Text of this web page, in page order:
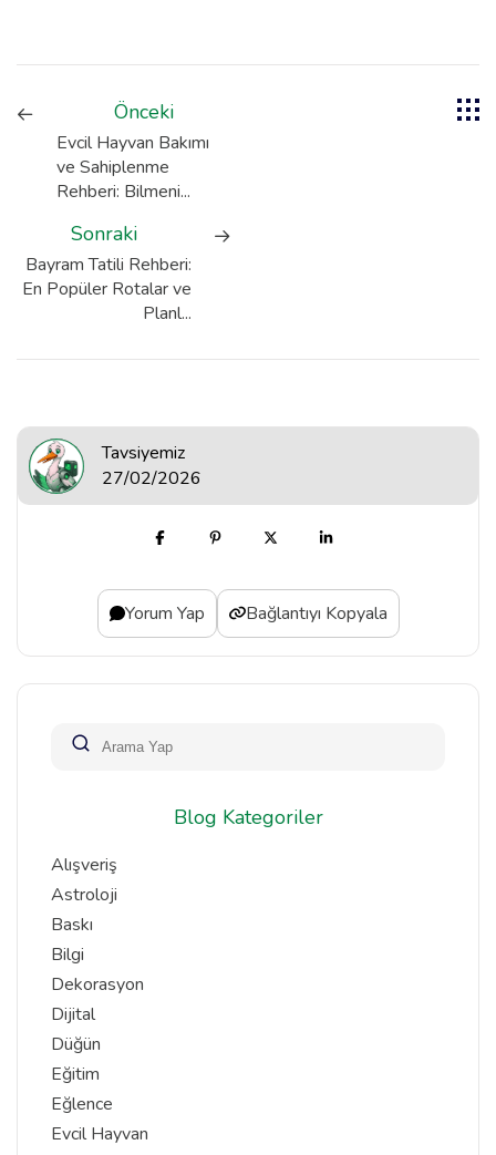
Önceki
Evcil Hayvan Bakımı
ve Sahiplenme
Rehberi: Bilmeni...
Sonraki
Bayram Tatili Rehberi:
En Popüler Rotalar ve
Planl...
Tavsiyemiz
27/02/2026
Yorum Yap Bağlantıyı Kopyala
Blog Kategoriler
Alışveriş
Astroloji
Baskı
Bilgi
Dekorasyon
Dijital
Düğün
Eğitim
Eğlence
Evcil Hayvan